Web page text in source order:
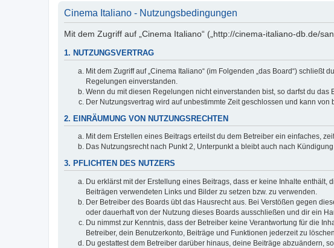
Cinema Italiano - Nutzungsbedingungen
Mit dem Zugriff auf „Cinema Italiano“ („http://cinema-italiano-db.de/
1. NUTZUNGSVERTRAG
Mit dem Zugriff auf „Cinema Italiano“ (im Folgenden „das Board“)
Regelungen einverstanden.
Wenn du mit diesen Regelungen nicht einverstanden bist, so darfst du
Der Nutzungsvertrag wird auf unbestimmte Zeit geschlossen und kann
2. EINRÄUMUNG VON NUTZUNGSRECHTEN
Mit dem Erstellen eines Beitrags erteilst du dem Betreiber ein einfaches,
Das Nutzungsrecht nach Punkt 2, Unterpunkt a bleibt auch nach
3. PFLICHTEN DES NUTZERS
Du erklärst mit der Erstellung eines Beitrags, dass er keine Inhalte
Beiträgen verwendeten Links und Bilder zu setzen bzw. zu verwenden.
Der Betreiber des Boards übt das Hausrecht aus. Bei Verstößen gegen
oder dauerhaft von der Nutzung dieses Boards ausschließen und dir ein
Du nimmst zur Kenntnis, dass der Betreiber keine Verantwortung für die
Betreiber, dein Benutzerkonto, Beiträge und Funktionen jederzeit zu
Du gestattest dem Betreiber darüber hinaus, deine Beiträge abzuändern,